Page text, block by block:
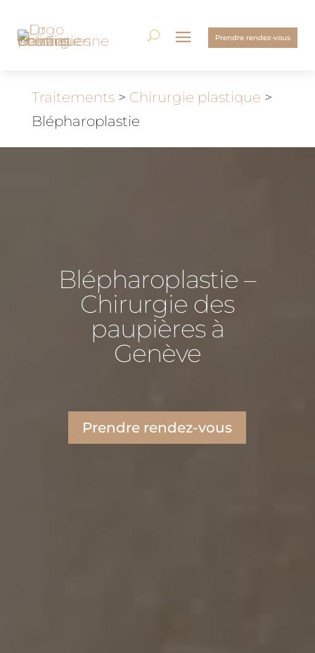
Prendre rendez-vous
Traitements> Chirurgie plastique >
Blépharoplastie
Blépharoplastie –
Chirurgie des
paupières à
Genève
Prendre rendez-vous